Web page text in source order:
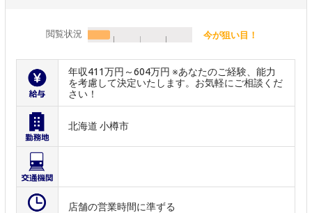
閲覧状況 今が狙い目！
年収411万円～604万円 ※あなたのご経験、能力
を考慮して決定いたします。お気軽にご相談くだ
さい！
北海道 小樽市
店舗の営業時間に準ずる